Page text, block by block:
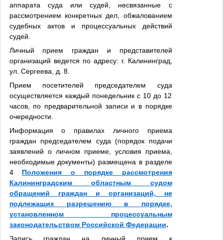
аппарата суда или судей, несвязанные с
рассмотрением конкретных дел, обжалованием
судебных актов и процессуальных действий
судей.
Личный прием граждан и представителей
организаций ведется по адресу: г. Калининград,
ул. Сергеева, д. 8.
Прием посетителей председателем суда
осуществляется каждый понедельник с 10 до 12
часов, по предварительной записи и в порядке
очередности.
Информация о правилах личного приема
граждан председателем суда (порядок подачи
заявлений о личном приеме, условия приема,
необходимые документы) размещена в разделе
4 Положения о порядке рассмотрения
Калининградским областным судом
обращений граждан и организаций, не
подлежащих разрешению в порядке,
установленном процессуальным
законодательством Российской Федерации.
Запись граждан на личный прием к